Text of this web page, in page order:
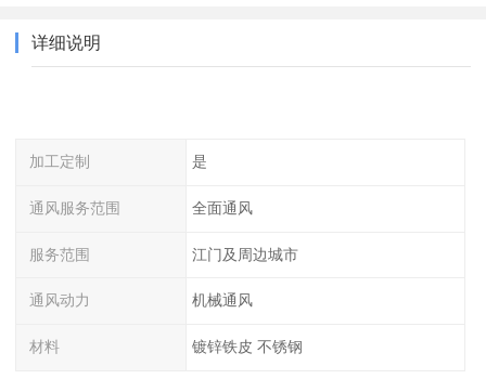
详细说明
加工定制 是
通风服务范围 全面通风
服务范围 江门及周边城市
通风动力 机械通风
材料 镀锌铁皮 不锈钢